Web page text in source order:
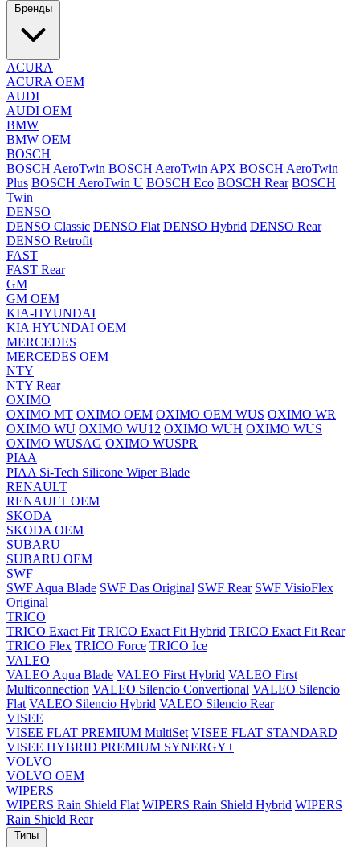
Бренды
ACURA
ACURA OEM
AUDI
AUDI OEM
BMW
BMW OEM
BOSCH
BOSCH AeroTwin BOSCH AeroTwin APX BOSCH AeroTwin
Plus BOSCH AeroTwin U BOSCH Eco BOSCH Rear BOSCH
Twin
DENSO
DENSO Classic DENSO Flat DENSO Hybrid DENSO Rear
DENSO Retrofit
FAST
FAST Rear
GM
GM OEM
KIA-HYUNDAI
KIA HYUNDAI OEM
MERCEDES
MERCEDES OEM
NTY
NTY Rear
OXIMO
OXIMO MT OXIMO OEM OXIMO OEM WUS OXIMO WR
OXIMO WU OXIMO WU12 OXIMO WUH OXIMO WUS
OXIMO WUSAG OXIMO WUSPR
PIAA
PIAA Si-Tech Silicone Wiper Blade
RENAULT
RENAULT OEM
SKODA
SKODA OEM
SUBARU
SUBARU OEM
SWF
SWF Aqua Blade SWF Das Original SWF Rear SWF VisioFlex
Original
TRICO
TRICO Exact Fit TRICO Exact Fit Hybrid TRICO Exact Fit Rear
TRICO Flex TRICO Force TRICO Ice
VALEO
VALEO Aqua Blade VALEO First Hybrid VALEO First
Multiconnection VALEO Silencio Convertional VALEO Silencio
Flat VALEO Silencio Hybrid VALEO Silencio Rear
VISEE
VISEE FLAT PREMIUM MultiSet VISEE FLAT STANDARD
VISEE HYBRID PREMIUM SYNERGY+
VOLVO
VOLVO OEM
WIPERS
WIPERS Rain Shield Flat WIPERS Rain Shield Hybrid WIPERS
Rain Shield Rear
Типы